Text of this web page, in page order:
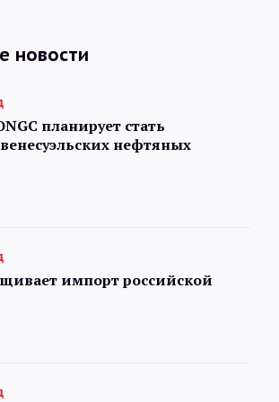
новости
планирует стать
нефтяных
импорт российской